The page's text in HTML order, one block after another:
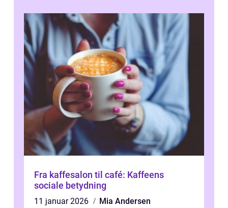
Fra kaffesalon til café: Kaffeens
sociale betydning
11 januar 2026
Mia Andersen